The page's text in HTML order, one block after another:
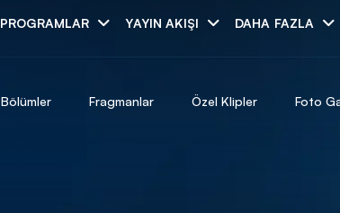
PROGRAMLAR YAYIN AKIŞI DAHA FAZLA
Bölümler Fragmanlar Özel Klipler Foto